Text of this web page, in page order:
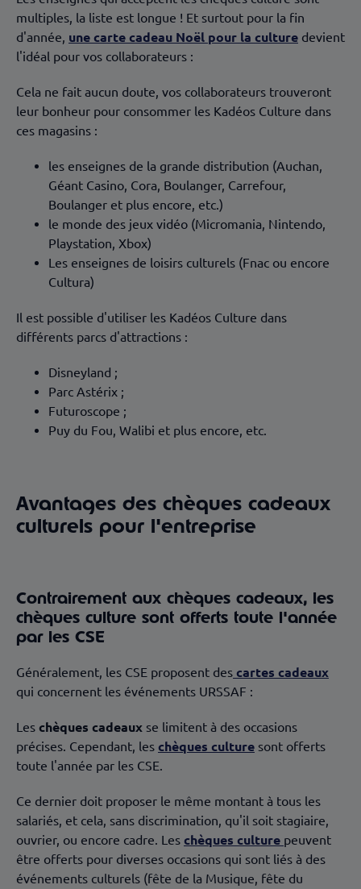
multiples, la liste est longue ! Et surtout pour la fin
d'année, une carte cadeau Noël pour la culture devient
l'idéal pour vos collaborateurs :
Cela ne fait aucun doute, vos collaborateurs trouveront
leur bonheur pour consommer les Kadéos Culture dans
ces magasins :
les enseignes de la grande distribution (Auchan,
Géant Casino, Cora, Boulanger, Carrefour,
Boulanger et plus encore, etc.)
le monde des jeux vidéo (Micromania, Nintendo,
Playstation, Xbox)
Les enseignes de loisirs culturels (Fnac ou encore
Cultura)
Il est possible d'utiliser les Kadéos Culture dans
différents parcs d'attractions :
Disneyland ;
Parc Astérix ;
Futuroscope ;
Puy du Fou, Walibi et plus encore, etc.
Avantages des chèques cadeaux
culturels pour l'entreprise
Contrairement aux chèques cadeaux, les
chèques culture sont offerts toute l'année
par les CSE
Généralement, les CSE proposent des cartes cadeaux
qui concernent les événements URSSAF :
Les chèques cadeaux se limitent à des occasions
précises. Cependant, les chèques culture sont offerts
toute l'année par les CSE.
Ce dernier doit proposer le même montant à tous les
salariés, et cela, sans discrimination, qu'il soit stagiaire,
ouvrier, ou encore cadre. Les chèques culture peuvent
être offerts pour diverses occasions qui sont liés à des
événements culturels (fête de la Musique, fête du